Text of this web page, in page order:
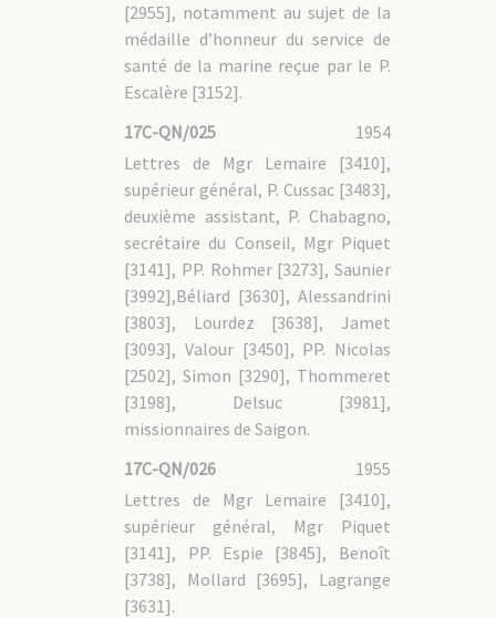
[2955], notamment au sujet de la
médaille d’honneur du service de
santé de la marine reçue par le P.
Escalère [3152].
17C-QN/025
1954
Lettres de Mgr Lemaire [3410],
supérieur général, P. Cussac [3483],
deuxième assistant, P. Chabagno,
secrétaire du Conseil, Mgr Piquet
[3141], PP. Rohmer [3273], Saunier
[3992],Béliard [3630], Alessandrini
[3803], Lourdez [3638], Jamet
[3093], Valour [3450], PP. Nicolas
[2502], Simon [3290], Thommeret
[3198], Delsuc [3981],
missionnaires de Saigon.
17C-QN/026
1955
Lettres de Mgr Lemaire [3410],
supérieur général, Mgr Piquet
[3141], PP. Espie [3845], Benoît
[3738], Mollard [3695], Lagrange
[3631].